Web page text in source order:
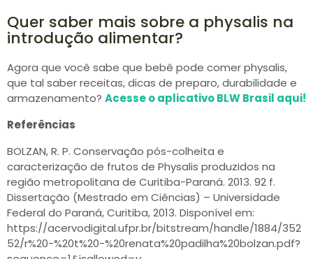
Quer saber mais sobre a physalis na
introdução alimentar?
Agora que você sabe que bebê pode comer physalis,
que tal saber receitas, dicas de preparo, durabilidade e
armazenamento? Acesse o aplicativo BLW Brasil aqui!
Referências
BOLZAN, R. P. Conservação pós-colheita e
caracterização de frutos de Physalis produzidos na
região metropolitana de Curitiba-Paraná. 2013. 92 f.
Dissertação (Mestrado em Ciências) – Universidade
Federal do Paraná, Curitiba, 2013. Disponível em:
https://acervodigital.ufpr.br/bitstream/handle/1884/352
52/r%20-%20t%20-%20renata%20padilha%20bolzan.pdf?